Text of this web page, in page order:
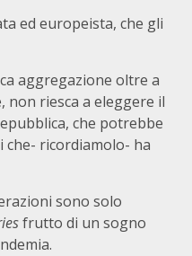
ed europeista, che gli
aggregazione oltre a
non riesca a eleggere il
che potrebbe
che- ricordiamolo- ha
sono solo
frutto di un sogno